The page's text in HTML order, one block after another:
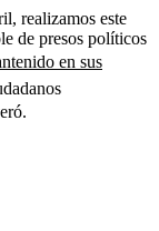
realizamos este
de presos políticos
en sus